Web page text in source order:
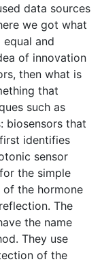
data sources
we got what
and
of innovation
then what is
that
such as
biosensors that
identifies
sensor
the simple
the hormone
The
the name
They use
of the